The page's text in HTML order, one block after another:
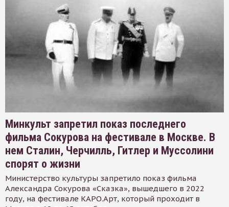
Минкульт запретил показ последнего
фильма Сокурова на фестивале в Москве. В
нем Сталин, Черчилль, Гитлер и Муссолини
спорят о жизни
Министерство культуры запретило показ фильма
Александра Сокурова «Сказка», вышедшего в 2022
году, на фестивале КАРО.Арт, который проходит в